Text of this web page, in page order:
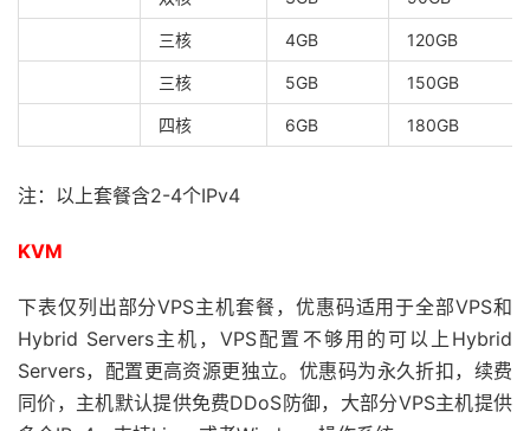
三核 4GB 120GB
三核 5GB 150GB
四核 6GB 180GB
注：以上套餐含2-4个IPv4
KVM
下表仅列出部分VPS主机套餐，优惠码适用于全部VPS和
Hybrid Servers主机，VPS配置不够用的可以上Hybrid
Servers，配置更高资源更独立。优惠码为永久折扣，续费
同价，主机默认提供免费DDoS防御，大部分VPS主机提供